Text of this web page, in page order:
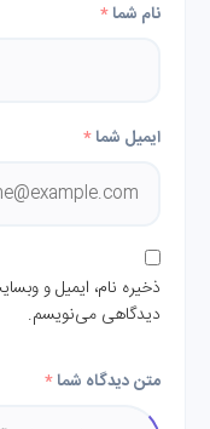
نام شما*
ایمیل شما*
ذخیره نام، ایمیل و
دیدگاهی می‌نویسم.
متن دیدگاه شما*